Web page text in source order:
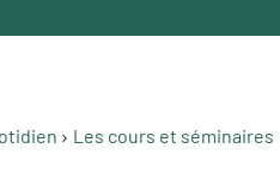
Les cours et séminaires